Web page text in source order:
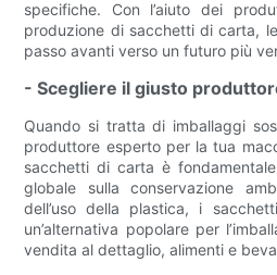
specifiche. Con l’aiuto dei
produzione di sacchetti di carta,
passo avanti verso un futuro più
- Scegliere il giusto
Quando si tratta di imballaggi
produttore esperto per la tua
sacchetti di carta è
globale sulla conservazione
dell’uso della plastica, i
un’alternativa popolare per
vendita al dettaglio, alimenti e